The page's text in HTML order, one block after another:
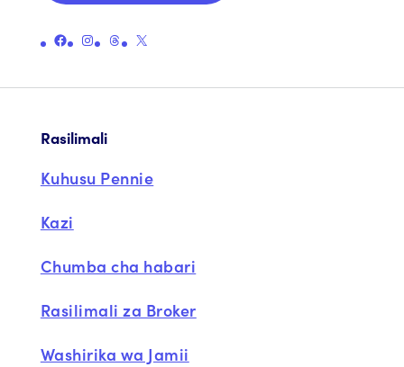
Unganisha kwenye ukurasa rasmi wa Facebook wa PennieUnganisha kwenye ukurasa rasmi wa Instagram wa PennieUnganisha kwenye ukurasa rasmi wa PennieUnganisha kwenye ukurasa rasmi wa Pennie X (zamani Twitter)
Rasilimali
Kuhusu Pennie
Kazi
Chumba cha habari
Rasilimali za Broker
Washirika wa Jamii